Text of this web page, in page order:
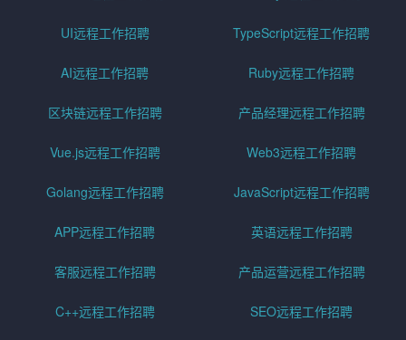
UI远程工作招聘 TypeScript远程工作招聘
AI远程工作招聘 Ruby远程工作招聘
区块链远程工作招聘 产品经理远程工作招聘
Vue.js远程工作招聘 Web3远程工作招聘
Golang远程工作招聘 JavaScript远程工作招聘
APP远程工作招聘 英语远程工作招聘
客服远程工作招聘 产品运营远程工作招聘
C++远程工作招聘 SEO远程工作招聘